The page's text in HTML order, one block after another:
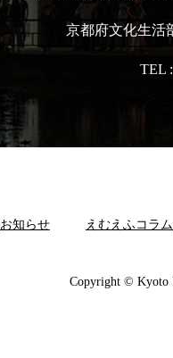
京都府文化生活
TEL :
お知らせ えむえふコラム
Copyright © Kyoto